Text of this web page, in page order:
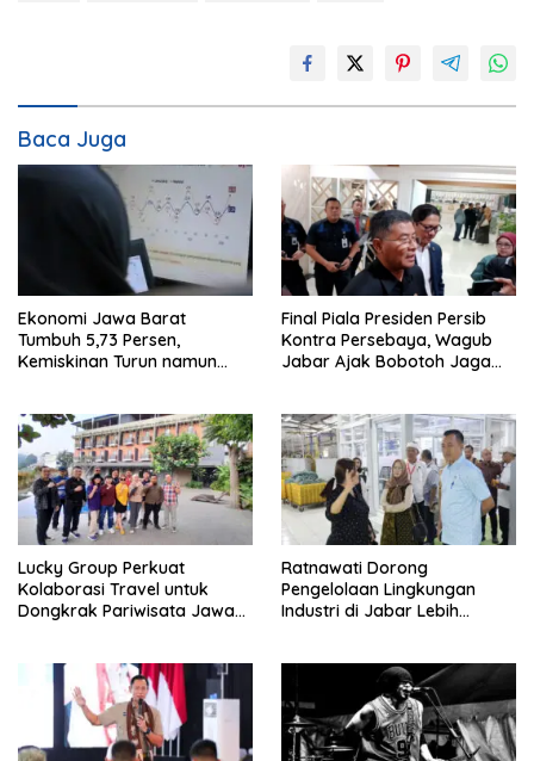
Baca Juga
Ekonomi Jawa Barat
Tumbuh 5,73 Persen,
Kemiskinan Turun namun
Final Piala Presiden Persib
Kontra Persebaya, Wagub
Jabar Ajak Bobotoh Jaga
Lucky Group Perkuat
Kolaborasi Travel untuk
Dongkrak Pariwisata Jawa
Ratnawati Dorong
Pengelolaan Lingkungan
Industri di Jabar Lebih